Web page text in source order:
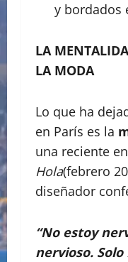
y bordados
LA
LA MODA
Lo que ha
en París es la
una reciente
Hola(febrero
diseñador
“No estoy
nervioso.